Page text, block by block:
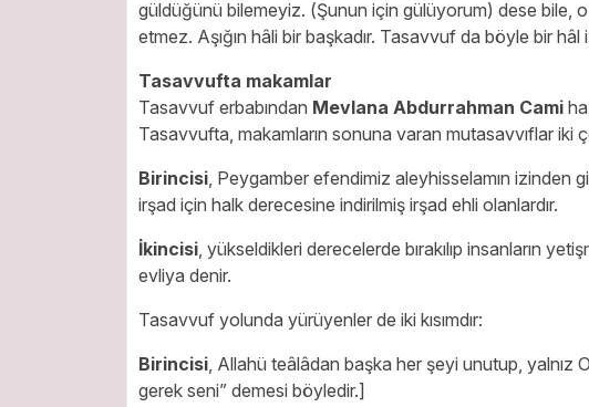
güldüğünü bilemeyiz. (Şunun için gülüyorum) dese bile,
etmez. Aşığın hâli bir başkadır. Tasavvuf da böyle bir
Tasavvufta makamlar
Tasavvuf erbabından Mevlana Abdurrahman Cami
Tasavvufta, makamların sonuna varan mutasavvıflar iki
Birincisi, Peygamber efendimiz aleyhisselamın izinden
irşad için halk derecesine indirilmiş irşad ehli olanlardır.
İkincisi, yükseldikleri derecelerde bırakılıp insanların
evliya denir.
Tasavvuf yolunda yürüyenler de iki kısımdır:
Birincisi, Allahü teâlâdan başka her şeyi unutup, yalnız
gerek seni” demesi böyledir.]